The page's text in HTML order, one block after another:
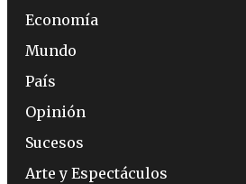
Economía
Mundo
País
Opinión
Sucesos
Arte y Espectáculos